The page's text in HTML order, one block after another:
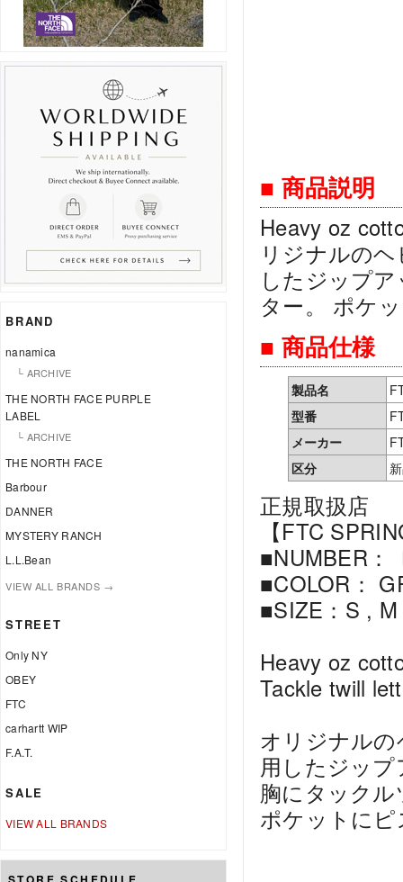
BRAND
nanamica
└ ARCHIVE
THE NORTH FACE PURPLE
LABEL
└ ARCHIVE
THE NORTH FACE
Barbour
DANNER
MYSTERY RANCH
L.L.Bean
VIEW ALL BRANDS →
STREET
Only NY
OBEY
FTC
carhartt WIP
F.A.T.
SALE
VIEW ALL BRANDS
■ 商品説明
Heavy oz
リジナルの
したジップ
ター。 ポケ
■ 商品仕様
製品名
型番
メーカー
区分
正規取扱店
【FTC
■NUMBER：
■COLOR：
■SIZE：S ,
Heavy oz
Tackle twill
オリジナル
用したジッ
胸にタック
ポケットに